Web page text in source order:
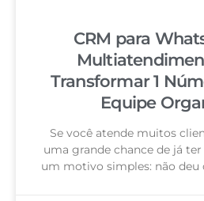
CRM para
Transformar 1
Equipe
Se você atende muitos
uma grande chance de já
um motivo simples: não